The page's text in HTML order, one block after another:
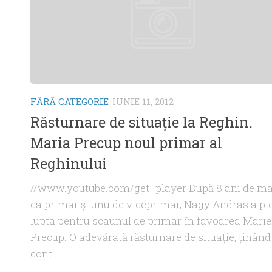
FĂRĂ CATEGORIE IUNIE 11, 2012
Răsturnare de situaţie la Reghin.
Maria Precup noul primar al
Reghinului
//www.youtube.com/get_player După 8 ani de
ca primar şi unu de viceprimar, Nagy Andras a
lupta pentru scaunul de primar în favoarea
Precup. O adevărată răsturnare de situaţie, ţinând
cont...